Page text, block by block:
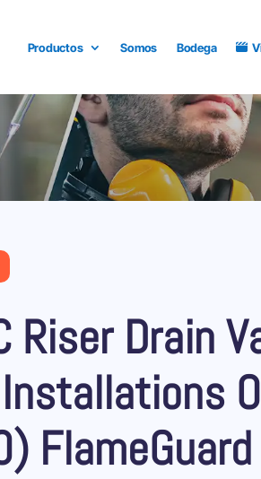
Productos Somos Bodega
Riser Drain
FlameGuard